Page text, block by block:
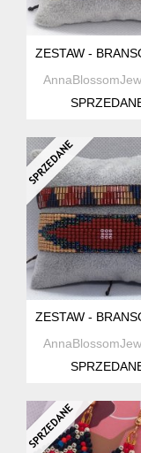
ZESTAW -
ZESTAW -